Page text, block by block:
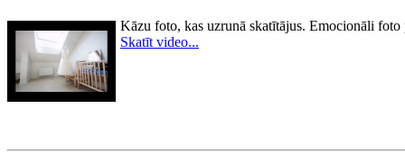
Kāzu foto, kas uzrunā skatītājus. Emocionāli foto
Skatīt video...